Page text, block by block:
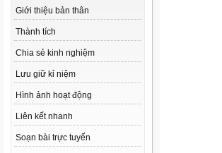
Giới thiệu bản thân
Thành tích
Chia sẻ kinh nghiệm
Lưu giữ kỉ niệm
Hình ảnh hoạt động
Liên kết nhanh
Soạn bài trực tuyến